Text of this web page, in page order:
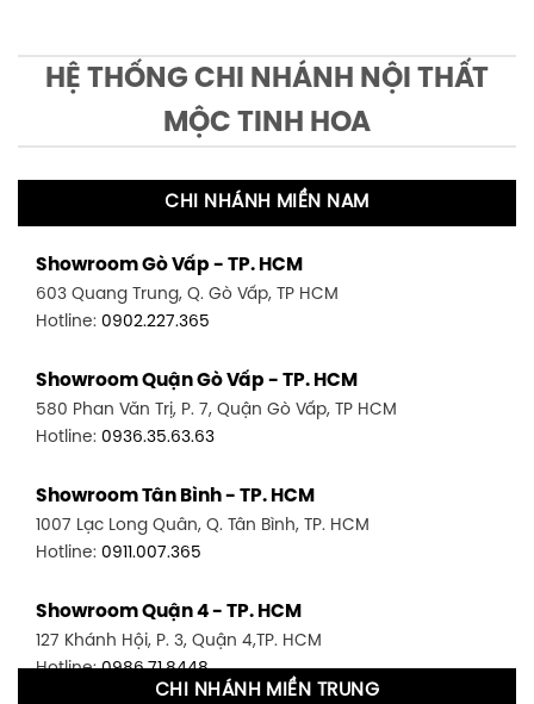
HỆ THỐNG CHI NHÁNH NỘI THẤT
MỘC TINH HOA
CHI NHÁNH MIỀN NAM
Showroom Gò Vấp - TP. HCM
603 Quang Trung, Q. Gò Vấp, TP HCM
Hotline: 0902.227.365
Showroom Quận Gò Vấp - TP. HCM
580 Phan Văn Trị, P. 7, Quận Gò Vấp, TP HCM
Hotline: 0936.35.63.63
Showroom Tân Bình - TP. HCM
1007 Lạc Long Quân, Q. Tân Bình, TP. HCM
Hotline: 0911.007.365
Showroom Quận 4 - TP. HCM
127 Khánh Hội, P. 3, Quận 4,TP. HCM
Hotline:0986.71.8448
CHI NHÁNH MIỀN TRUNG